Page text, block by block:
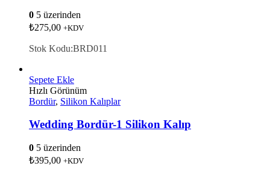
0 5 üzerinden
₺275,00 +KDV
Stok Kodu:BRD011
Sepete Ekle
Hızlı Görünüm
Bordür, Silikon Kalıplar
Wedding Bordür-1 Silikon Kalıp
0 5 üzerinden
₺395,00 +KDV